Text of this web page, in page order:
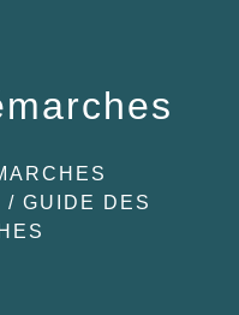
/ GUIDE DES